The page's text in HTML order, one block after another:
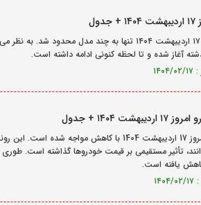
تغییر قیمت محصولات سایپا در ۱۷ اردیبهشت ۱۴۰۴ تنها
آغاز شده و تا لحظه کنونی ادامه داشته است.
+ جدول
قیمت محصولات ایران‌ خودرو امروز 17 اردیبهشت 1404
تأثیر مستقیمی بر قیمت خودروها گذاشته است. طوری